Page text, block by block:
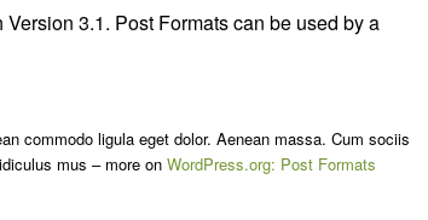
3.1. Post Formats can be used by a
commodo ligula eget dolor. Aenean massa. Cum sociis
mus – more on WordPress.org: Post Formats